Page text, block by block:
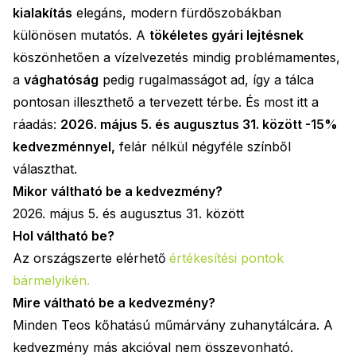
kialakítás elegáns, modern fürdőszobákban
különösen mutatós. A tökéletes gyári lejtésnek
köszönhetően a vízelvezetés mindig problémamentes,
a vághatóság pedig rugalmasságot ad, így a tálca
pontosan illeszthető a tervezett térbe. És most itt a
ráadás: 2026. május 5. és augusztus 31. között -15%
kedvezménnyel, felár nélkül négyféle színből
választhat.
Mikor váltható be a kedvezmény?
2026. május 5. és augusztus 31. között
Hol váltható be?
Az országszerte elérhető értékesítési pontok
bármelyikén.
Mire váltható be a kedvezmény?
Minden Teos kőhatású műmárvány zuhanytálcára. A
kedvezmény más akcióval nem összevonható.